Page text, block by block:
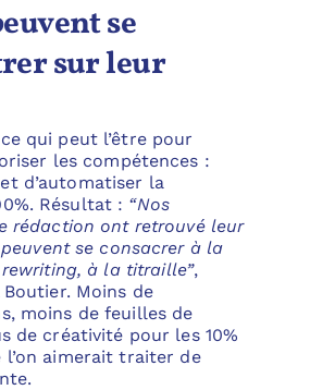
se
sur leur
qui peut l’être pour
les compétences :
d’automatiser la
Résultat : “Nos
rédaction ont retrouvé leur
se consacrer à la
à la titraille”,
Moins de
moins de feuilles de
de créativité pour les 10%
l’on aimerait traiter de